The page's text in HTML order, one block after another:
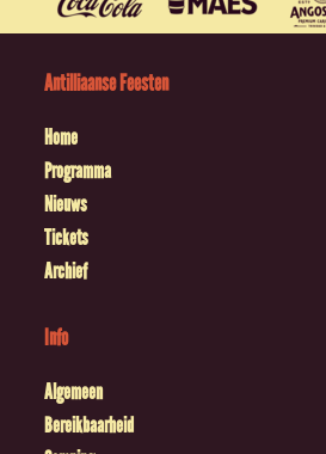
Antilliaanse Feesten
Home
Programma
Nieuws
Tickets
Archief
Info
Algemeen
Bereikbaarheid